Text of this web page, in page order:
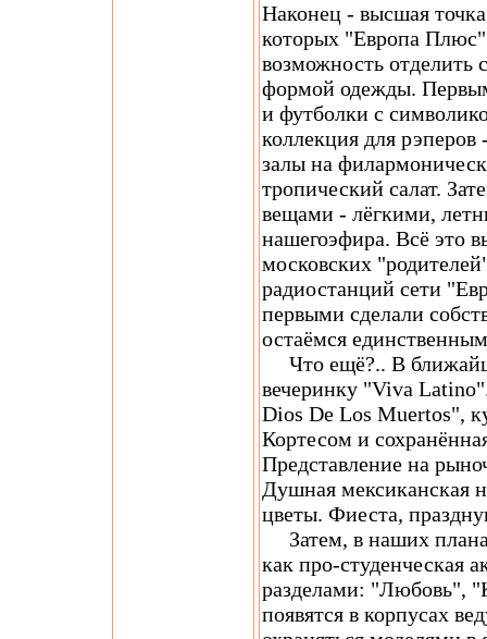
Наконец - высшая
которых "Европа
возможность отделить
формой одежды.
и футболки с
коллекция для
залы на
тропический салат.
вещами - лёгкими,
нашегоэфира. Всё это
московских
радиостанций сети
первыми сделали
остаёмся
Что ещё?.. В
вечеринку "Viva
Dios De Los Muertos",
Кортесом и
Представление на
Душная мексиканская
цветы. Фиеста,
Затем, в наших
как про-студенческая
разделами: "Любовь",
появятся в корпусах